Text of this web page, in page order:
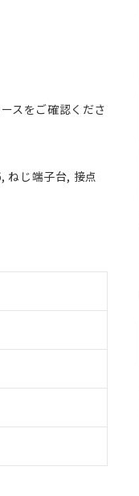
スをご確認くださ
ねじ端子台, 接点